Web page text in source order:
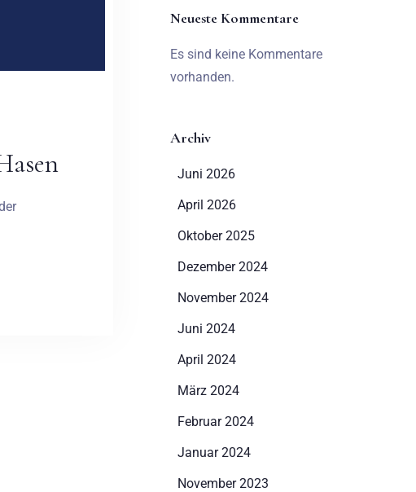
Neueste Kommentare
Es sind keine Kommentare
vorhanden.
Archiv
Juni 2026
April 2026
Oktober 2025
Dezember 2024
November 2024
Juni 2024
April 2024
März 2024
Februar 2024
Januar 2024
November 2023